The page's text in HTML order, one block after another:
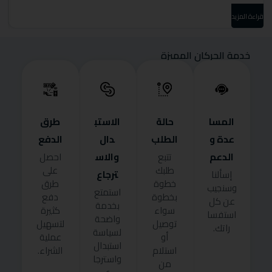
قراءة المزيد
خدمة الحركان المميزة
المسا
عدة و
الدعم
إسألنا
وسنجيب
عن كل
استفسا
راتك.
حالة
الطلب
تتبع
طلبك
خطوة
بخطوة
سواء
توصيل
أو
استلام
من
الاستب
دال
والاس
ترجاع
استمتع
بخدمة
واضحة
لسياسة
استبدال
واسترجا
طرق
الدفع
احصل
على
طرق
دفع
كثيرة
لتسهيل
عملية
الشراء.